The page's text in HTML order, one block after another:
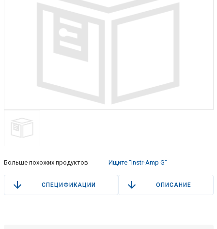
Больше похожих продуктов Ищите "Instr-Amp G"
СПЕЦИФИКАЦИИ ОПИСАНИЕ